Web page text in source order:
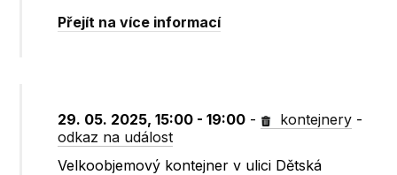
Přejít na více informací
29. 05. 2025, 15:00 - 19:00 - kontejnery -
odkaz na událost
Velkoobjemový kontejner v ulici Dětská